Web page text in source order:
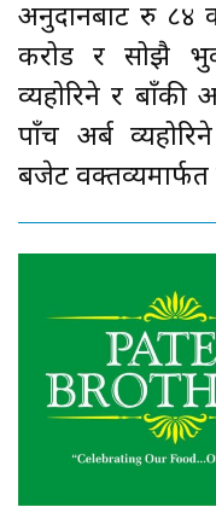
अनुदानबाट रु ८४
करोड र सोझै
व्यहोरिने र
पाँच अर्ब
बजेट वक्तव्यमार्फत